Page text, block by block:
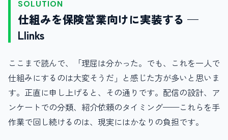
SOLUTION
仕組みを保険営業向けに実装する —
Llinks
ここまで読んで、「理屈は分かった。でも、これを一人で
仕組みにするのは大変そうだ」と感じた方が多いと思いま
す。正直に申し上げると、その通りです。配信の設計、ア
ンケートでの分類、紹介依頼のタイミング——これらを手
作業で回し続けるのは、現実にはかなりの負担です。